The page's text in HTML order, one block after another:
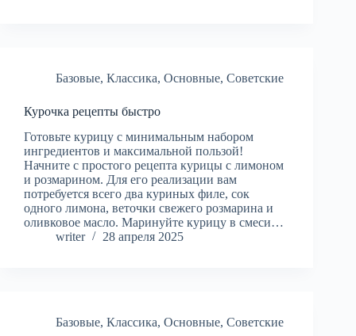
Базовые, Классика, Основные, Советские
Курочка рецепты быстро
Готовьте курицу с минимальным набором
ингредиентов и максимальной пользой!
Начните с простого рецепта курицы с лимоном
и розмарином. Для его реализации вам
потребуется всего два куриных филе, сок
одного лимона, веточки свежего розмарина и
оливковое масло. Маринуйте курицу в смеси…
writer
28 апреля 2025
Базовые, Классика, Основные, Советские